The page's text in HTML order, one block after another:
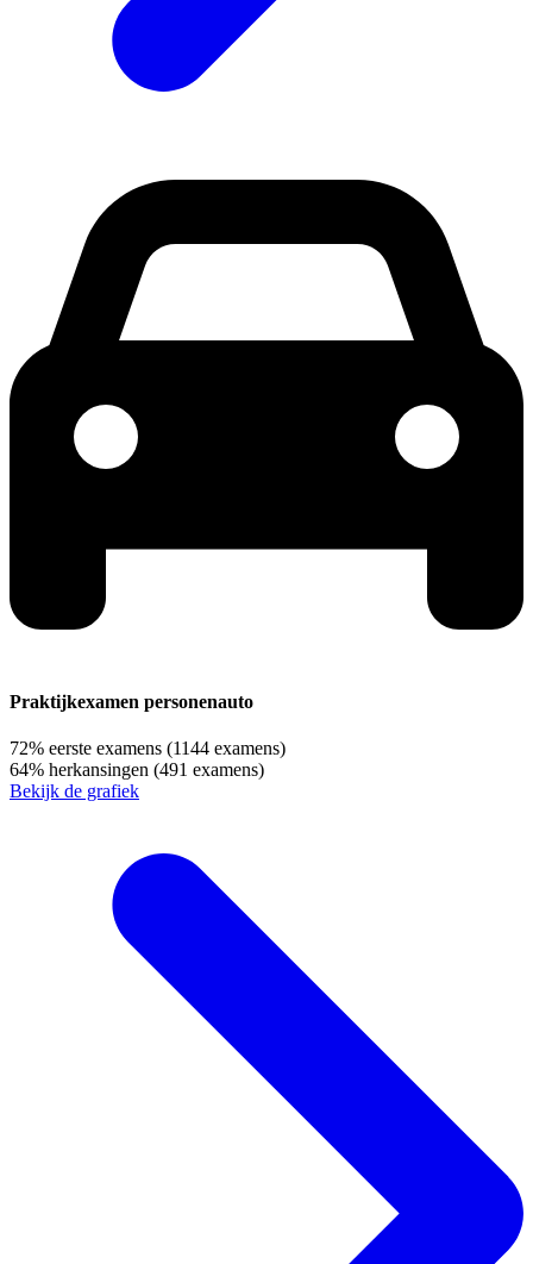
Praktijkexamen personenauto
72% eerste examens (1144 examens)
64% herkansingen (491 examens)
Bekijk de grafiek